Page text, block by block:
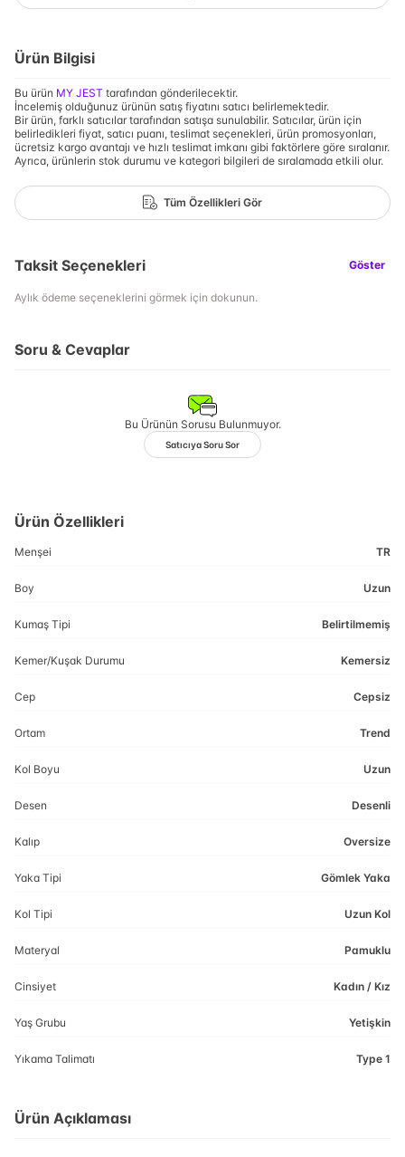
Ürün Bilgisi
Bu ürün MY JEST tarafından gönderilecektir.
İncelemiş olduğunuz ürünün satış fiyatını satıcı belirlemektedir.
Bir ürün, farklı satıcılar tarafından satışa sunulabilir. Satıcılar, ürün için
belirledikleri fiyat, satıcı puanı, teslimat seçenekleri, ürün promosyonları,
ücretsiz kargo avantajı ve hızlı teslimat imkanı gibi faktörlere göre sıralanır.
Ayrıca, ürünlerin stok durumu ve kategori bilgileri de sıralamada etkili olur.
Tüm Özellikleri Gör
Taksit Seçenekleri Göster
Aylık ödeme seçeneklerini görmek için dokunun.
Soru & Cevaplar
Bu Ürünün Sorusu Bulunmuyor.
Satıcıya Soru Sor
Ürün Özellikleri
Menşei TR
Boy Uzun
Kumaş Tipi Belirtilmemiş
Kemer/Kuşak Durumu Kemersiz
Cep Cepsiz
Ortam Trend
Kol Boyu Uzun
Desen Desenli
Kalıp Oversize
Yaka Tipi Gömlek Yaka
Kol Tipi Uzun Kol
Materyal Pamuklu
Cinsiyet Kadın / Kız
Yaş Grubu Yetişkin
Yıkama Talimatı Type 1
Ürün Açıklaması